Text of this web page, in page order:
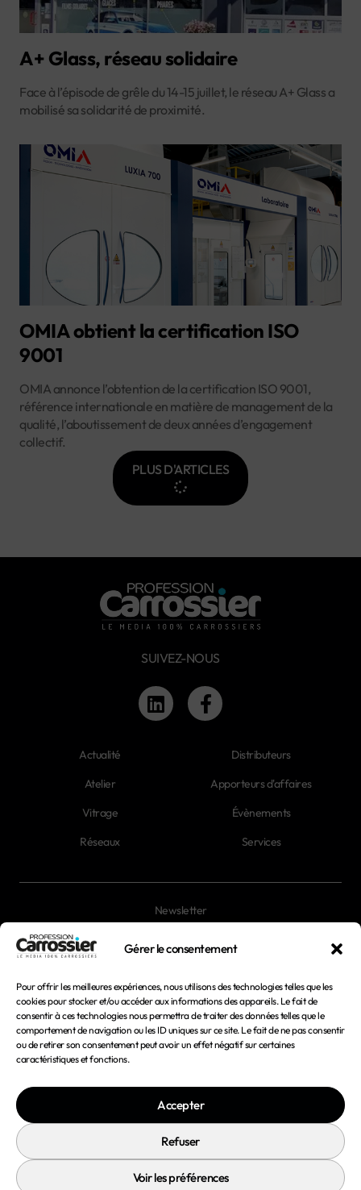
Gérer le consentement
Pour offrir les meilleures expériences, nous utilisons des technologies telles que les
cookies pour stocker et/ou accéder aux informations des appareils. Le fait de
consentir à ces technologies nous permettra de traiter des données telles que le
comportement de navigation ou les ID uniques sur ce site. Le fait de ne pas consentir
ou de retirer son consentement peut avoir un effet négatif sur certaines
caractéristiques et fonctions.
Accepter
Refuser
Voir les préférences
A+ Glass, réseau solidaire
Face à l’épisode de grêle du 14-15 juillet, le réseau A+ Glass a
mobilisé sa solidarité de proximité.
OMIA obtient la certification ISO
9001
OMIA annonce l’obtention de la certification ISO 9001,
référence internationale en matière de management de la
qualité, l’aboutissement de deux années d’engagement
collectif.
PLUS D'ARTICLES
SUIVEZ-NOUS
Actualité
Atelier
Vitrage
Réseaux
Distributeurs
Apporteurs d'affaires
Évènements
Services
Newsletter
Mentions légales
Conditions générales d'utilisation
Conditions générales de vente
Politique de cookies